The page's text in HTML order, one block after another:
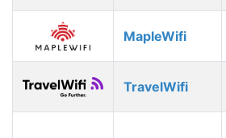
MapleWifi
TravelWifi